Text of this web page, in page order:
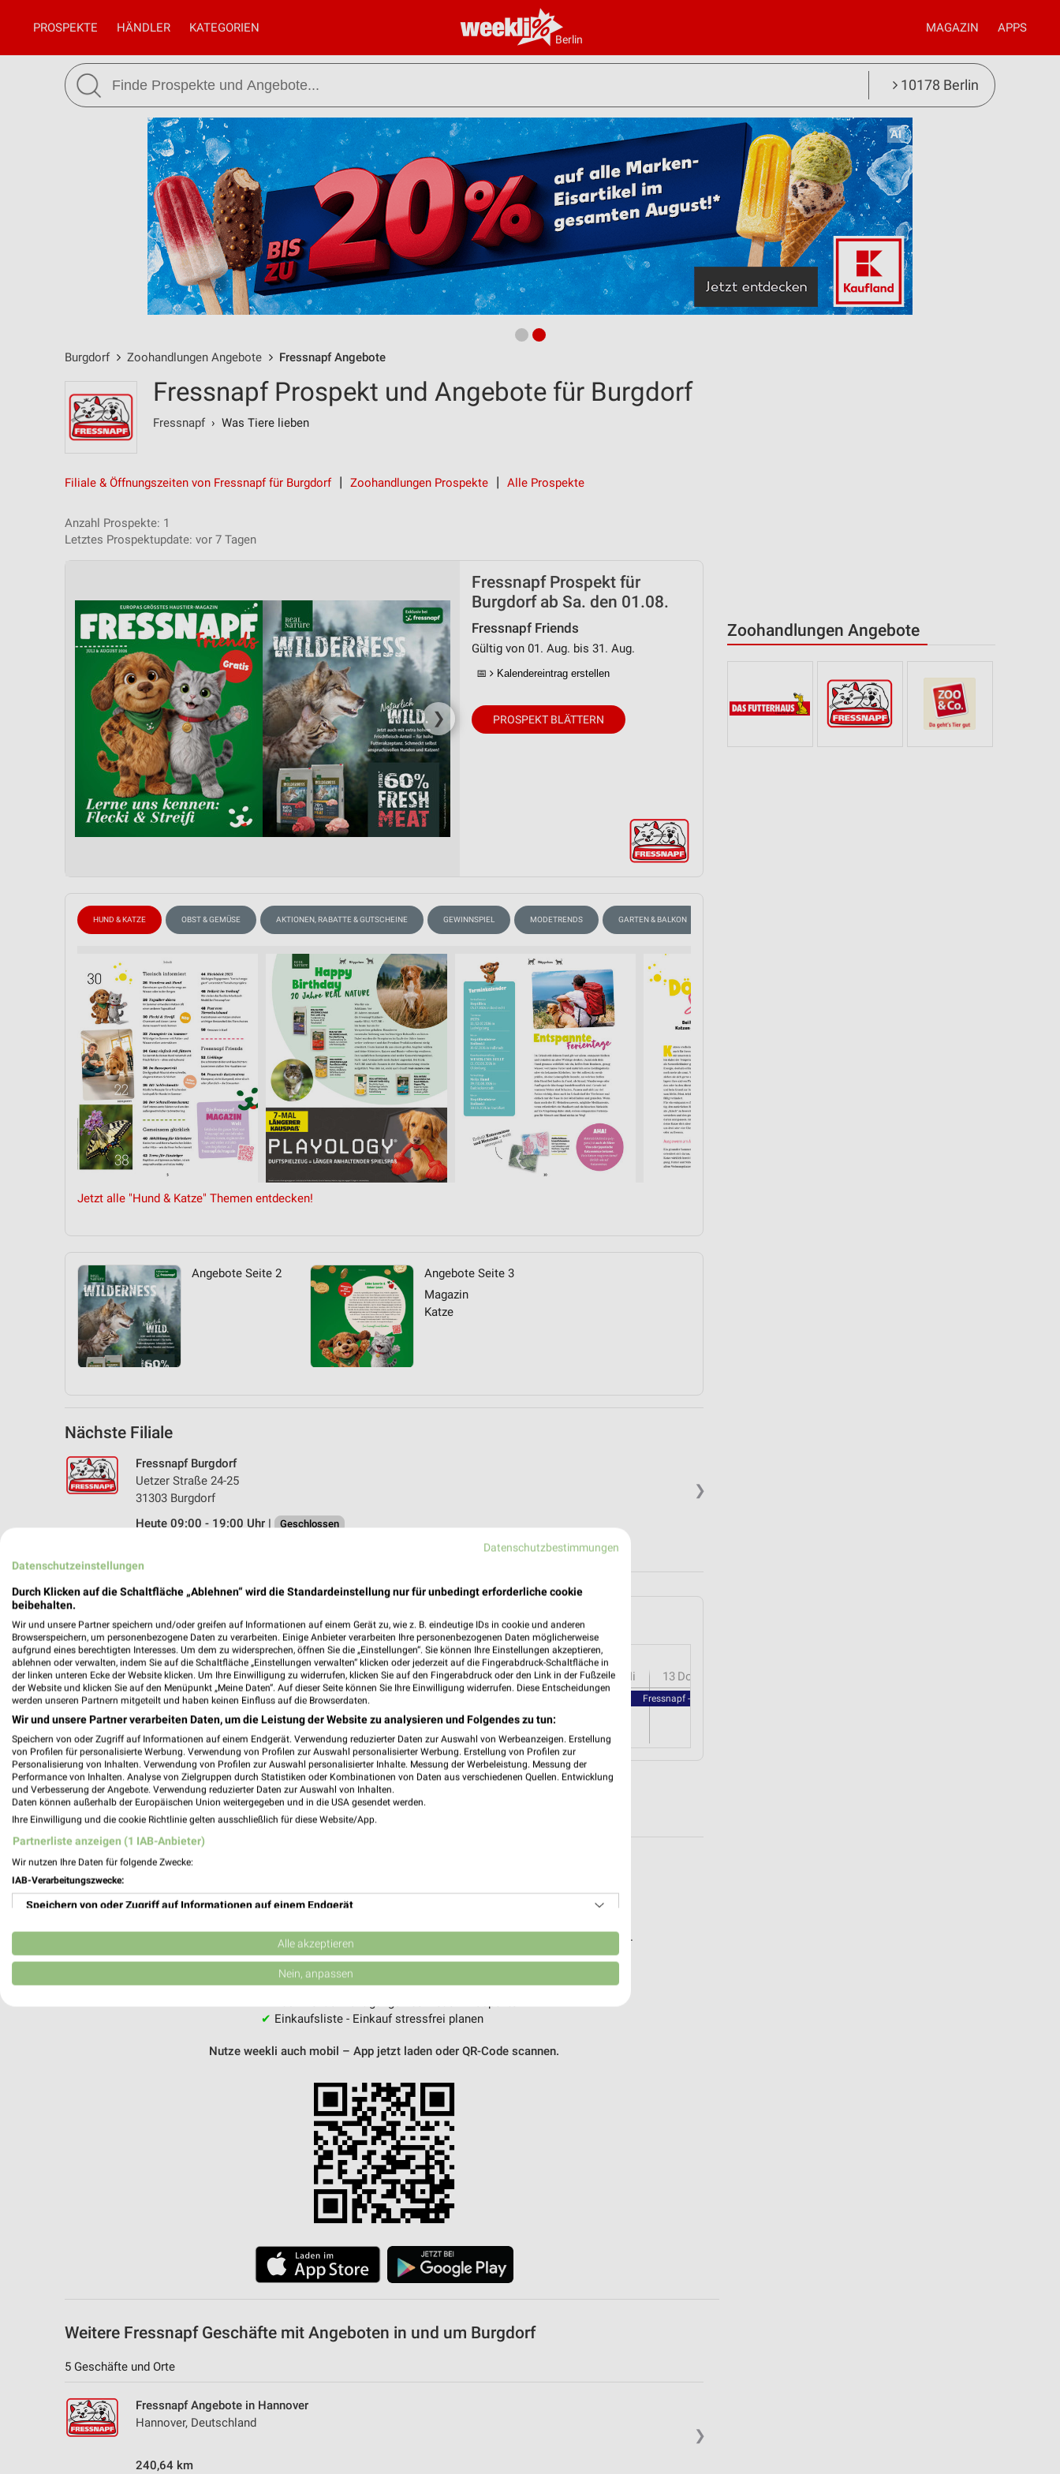
Berlin
PROSPEKTE HÄNDLER KATEGORIEN MAGAZIN APPS
10178 Berlin
Burgdorf Zoohandlungen Angebote Fressnapf Angebote
Zoohandlungen Angebote
Fressnapf Prospekt und Angebote für Burgdorf
Fressnapf› Was Tiere lieben
Filiale & Öffnungszeiten von Fressnapf für Burgdorf Zoohandlungen Prospekte Alle Prospekte
Anzahl Prospekte: 1
Letztes Prospektupdate: vor 7 Tagen
❯
Fressnapf Prospekt für
Burgdorf ab Sa. den 01.08.
Fressnapf Friends
Gültig von 01. Aug. bis 31. Aug.
📅 Kalendereintrag erstellen
PROSPEKT BLÄTTERN
HUND & KATZE OBST & GEMÜSE AKTIONEN, RABATTE & GUTSCHEINE GEWINNSPIEL MODETRENDS GARTEN & BALKON
Jetzt alle "Hund & Katze" Themen entdecken!
Angebote Seite 2
Angebote Seite 3
Magazin
Katze
Nächste Filiale
❯
Fressnapf Burgdorf
Uetzer Straße 24-25
31303 Burgdorf
Heute 09:00 - 19:00 Uhr |
Geschlossen
Angebote-Kalender für Fressnapf in Burgdorf und Umgebung
Aug.
03Mo 04Di 05Mi 06 Do 07 Fr 08 Sa 09So 10Mo 11Di 12 Mi 13 Do
Fressnapf - Fressnapf Friends
MEHR PROSPEKTE
weekli - Prospekte & Angebote App
Alle Fressnapf Angebote immer griffbereit – mit der kostenlosen weekli App für iOS & Android.
Standortgenaue Angebote
✔Folge deinem Lieblingshändler
✔ Einkaufsliste - Einkauf stressfrei planen
Nutze weekli auch mobil – App jetzt laden oder QR-Code scannen.
Weitere Fressnapf Geschäfte mit Angeboten in und um Burgdorf
5 Geschäfte und Orte
❯
Fressnapf Angebote in Hannover
Hannover, Deutschland
240,64 km
Datenschutzbestimmungen
Datenschutzeinstellungen
Durch Klicken auf die Schaltfläche „Ablehnen“ wird die Standardeinstellung nur für unbedingt erforderliche cookie
beibehalten.
Wir und unsere Partner speichern und/oder greifen auf Informationen auf einem Gerät zu, wie z. B. eindeutige IDs in cookie und anderen
Browserspeichern, um personenbezogene Daten zu verarbeiten. Einige Anbieter verarbeiten Ihre personenbezogenen Daten möglicherweise
aufgrund eines berechtigten Interesses. Um dem zu widersprechen, öffnen Sie die „Einstellungen“. Sie können Ihre Einstellungen akzeptieren,
ablehnen oder verwalten, indem Sie auf die Schaltfläche „Einstellungen verwalten“ klicken oder jederzeit auf die Fingerabdruck-Schaltfläche in
der linken unteren Ecke der Website klicken. Um Ihre Einwilligung zu widerrufen, klicken Sie auf den Fingerabdruck oder den Link in der Fußzeile
der Website und klicken Sie auf den Menüpunkt „Meine Daten“. Auf dieser Seite können Sie Ihre Einwilligung widerrufen. Diese Entscheidungen
werden unseren Partnern mitgeteilt und haben keinen Einfluss auf die Browserdaten.
Wir und unsere Partner verarbeiten Daten, um die Leistung der Website zu analysieren und Folgendes zu tun:
Speichern von oder Zugriff auf Informationen auf einem Endgerät. Verwendung reduzierter Daten zur Auswahl von Werbeanzeigen. Erstellung
von Profilen für personalisierte Werbung. Verwendung von Profilen zur Auswahl personalisierter Werbung. Erstellung von Profilen zur
Personalisierung von Inhalten. Verwendung von Profilen zur Auswahl personalisierter Inhalte. Messung der Werbeleistung. Messung der
Performance von Inhalten. Analyse von Zielgruppen durch Statistiken oder Kombinationen von Daten aus verschiedenen Quellen. Entwicklung
und Verbesserung der Angebote. Verwendung reduzierter Daten zur Auswahl von Inhalten.
Daten können außerhalb der Europäischen Union weitergegeben und in die USA gesendet werden.
Ihre Einwilligung und die cookie Richtlinie gelten ausschließlich für diese Website/App.
Partnerliste anzeigen (1 IAB-Anbieter)
Wir nutzen Ihre Daten für folgende Zwecke:
IAB-Verarbeitungszwecke:
Speichern von oder Zugriff auf Informationen auf einem Endgerät
Verwendung reduzierter Daten zur Auswahl von Werbeanzeigen
Erstellung von Profilen für personalisierte Werbung
Analyse von Zielgruppen durch Statistiken oder Kombinationen von Daten aus verschiedenen
Geräte anhand von aktiv angeforderten Informationen identifizieren
Notwendig
Performance
Funktional
Alle akzeptieren
Nein, anpassen